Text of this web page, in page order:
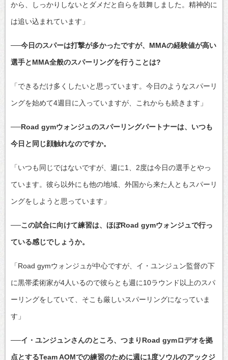
から、しっかりしないとダメだと自らを鼓舞しました。精神的に
は追い込まれています」
──今日のスパーは打撃が多かったですが、MMAの経験値が高い
選手とMMA全般のスパーリングを行うことは?
「できるだけ多くしたいと思っています。今日のようなスパーリ
ングを始めて4週目に入っていますが、これからも続きます」
──Road gymウォンジュのスパーリングパートナーは、いつも
今日と同じ顔触れなのですか。
「いつも同じではないですが、週に1、2度は今日の選手とやっ
ています。彼ら以外にも他の地域、外国から来た人ともスパーリ
ングをしようと思っています」
──この試合に向けて練習は、ほぼRoad gymウォンジュで行っ
ている感じでしょうか。
「Road gymウォンジュが中心ですが、イ・ユンジュン監督の下
に黒帯柔術家が4人いるので彼らとも週に10ラウンド以上のスパ
ーリングをしていて、そこも厳しいスパーリングになっていま
す」
──イ・ユンジュンさんのところ、つまりRoad gymロデオを拠
点とするTeam AOMでの練習のために週に1度ソウルのアックジ